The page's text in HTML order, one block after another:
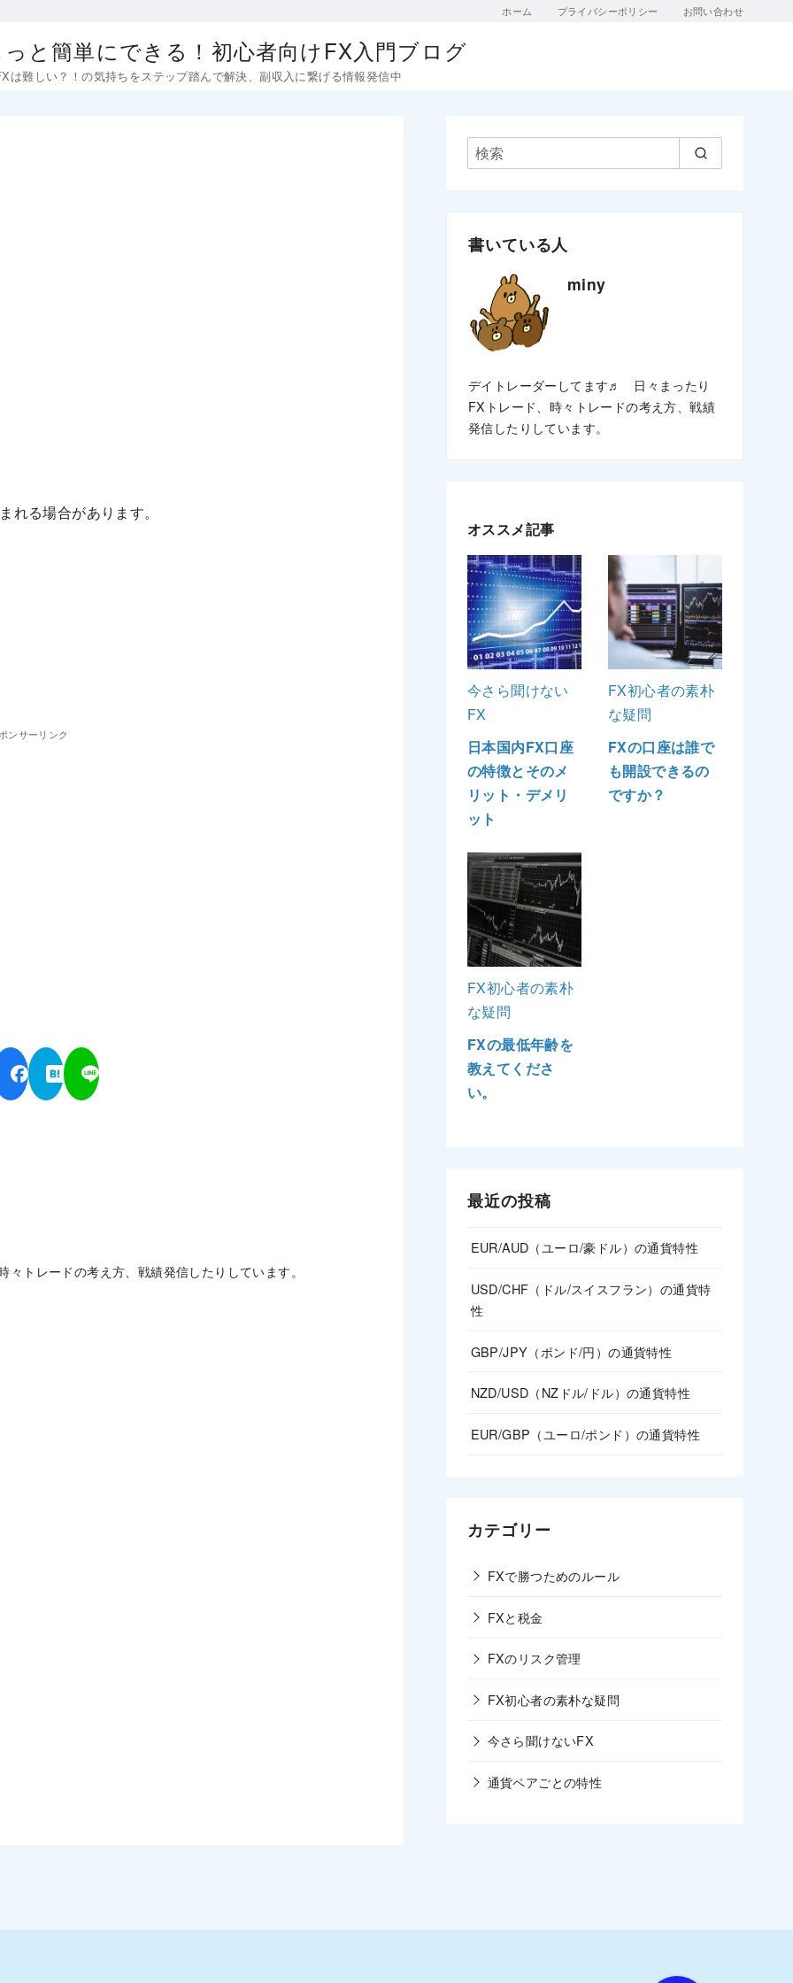
ホーム プライバシーポリシー お問い合わせ
と簡単にできる！初心者向けFX入門ブログ
は難しい？！の気持ちをステップ踏んで解決、副収入に繋げる情報発信中
れる場合があります。
ンサーリンク
トレードの考え方、戦績発信したりしています。
書いている人
miny
デイトレーダーしてます♬ 日々まったり
FXトレード、時々トレードの考え方、戦績
発信したりしています。
オススメ記事
今さら聞けない
FX
日本国内FX口座
の特徴とそのメ
リット・デメリ
ット
FX初心者の素朴
な疑問
FXの口座は誰で
も開設できるの
ですか？
FX初心者の素朴
な疑問
FXの最低年齢を
教えてくださ
い。
最近の投稿
EUR/AUD（ユーロ/豪ドル）の通貨特性
USD/CHF（ドル/スイスフラン）の通貨特
性
GBP/JPY（ポンド/円）の通貨特性
NZD/USD（NZドル/ドル）の通貨特性
EUR/GBP（ユーロ/ポンド）の通貨特性
カテゴリー
FXで勝つためのルール
FXと税金
FXのリスク管理
FX初心者の素朴な疑問
今さら聞けないFX
通貨ペアごとの特性